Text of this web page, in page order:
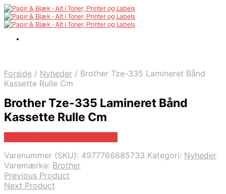
Forside / Nyheder / Brother Tze-335 Lamineret Bånd
Kassette Rulle Cm
Brother Tze-335 Lamineret Bånd
Kassette Rulle Cm
Varenummer (SKU): 4977766685733 Kategori: Nyheder
Varemærke: Brother
Previous Product
Next Product